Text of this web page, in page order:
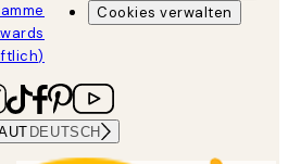
Cookies verwalten
DEUTSCH